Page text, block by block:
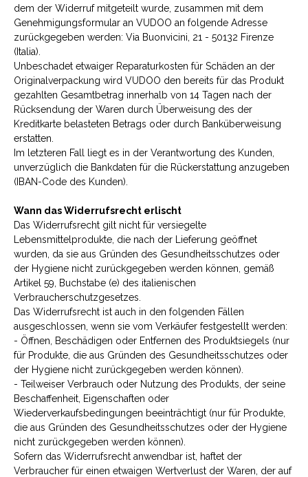
dem der Widerruf mitgeteilt wurde, zusammen mit dem
Genehmigungsformular an VUDOO an folgende Adresse
zurückgegeben werden: Via Buonvicini, 21 - 50132 Firenze
(Italia).
Unbeschadet etwaiger Reparaturkosten für Schäden an der
Originalverpackung wird VUDOO den bereits für das Produkt
gezahlten Gesamtbetrag innerhalb von 14 Tagen nach der
Rücksendung der Waren durch Überweisung des der
Kreditkarte belasteten Betrags oder durch Banküberweisung
erstatten.
Im letzteren Fall liegt es in der Verantwortung des Kunden,
unverzüglich die Bankdaten für die Rückerstattung anzugeben
(IBAN-Code des Kunden).
Wann das Widerrufsrecht erlischt
Das Widerrufsrecht gilt nicht für versiegelte
Lebensmittelprodukte, die nach der Lieferung geöffnet
wurden, da sie aus Gründen des Gesundheitsschutzes oder
der Hygiene nicht zurückgegeben werden können, gemäß
Artikel 59, Buchstabe (e) des italienischen
Verbraucherschutzgesetzes.
Das Widerrufsrecht ist auch in den folgenden Fällen
ausgeschlossen, wenn sie vom Verkäufer festgestellt werden:
- Öffnen, Beschädigen oder Entfernen des Produktsiegels (nur
für Produkte, die aus Gründen des Gesundheitsschutzes oder
der Hygiene nicht zurückgegeben werden können).
- Teilweiser Verbrauch oder Nutzung des Produkts, der seine
Beschaffenheit, Eigenschaften oder
Wiederverkaufsbedingungen beeinträchtigt (nur für Produkte,
die aus Gründen des Gesundheitsschutzes oder der Hygiene
nicht zurückgegeben werden können).
Sofern das Widerrufsrecht anwendbar ist, haftet der
Verbraucher für einen etwaigen Wertverlust der Waren, der auf